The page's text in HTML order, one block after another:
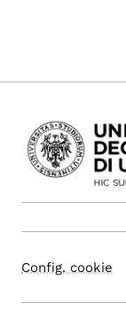
Config. cookie